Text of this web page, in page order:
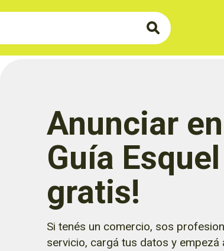
Anunciar
Guía
gratis!
Si tenés un comercio, sos
servicio, cargá tus datos y empezá